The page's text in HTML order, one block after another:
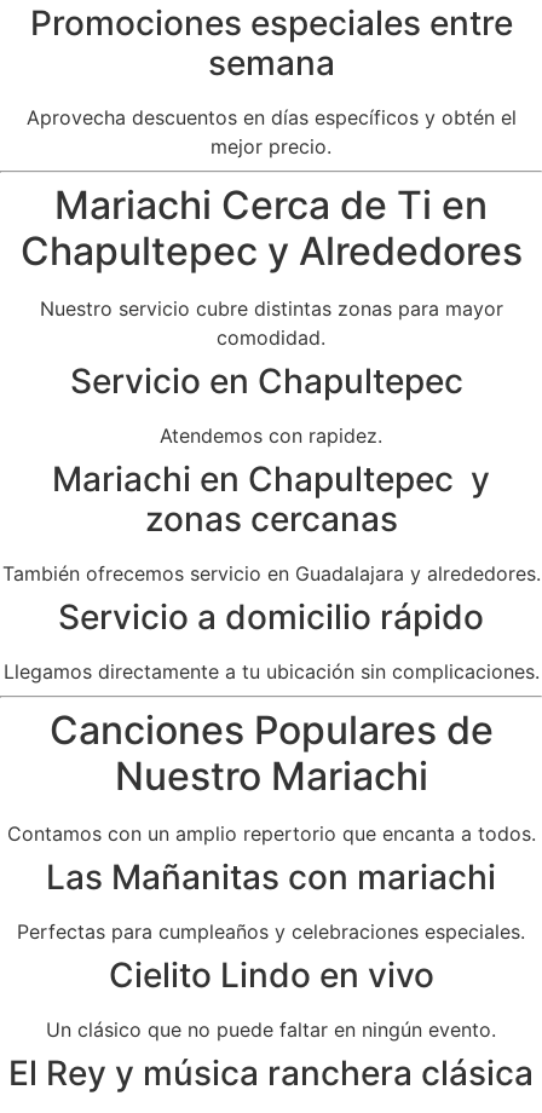
Promociones especiales entre
semana
Aprovecha descuentos en días específicos y obtén el
mejor precio.
Mariachi Cerca de Ti en
Chapultepec y Alrededores
Nuestro servicio cubre distintas zonas para mayor
comodidad.
Servicio en Chapultepec
Atendemos con rapidez.
Mariachi en Chapultepec y
zonas cercanas
También ofrecemos servicio en Guadalajara y alrededores.
Servicio a domicilio rápido
Llegamos directamente a tu ubicación sin complicaciones.
Canciones Populares de
Nuestro Mariachi
Contamos con un amplio repertorio que encanta a todos.
Las Mañanitas con mariachi
Perfectas para cumpleaños y celebraciones especiales.
Cielito Lindo en vivo
Un clásico que no puede faltar en ningún evento.
El Rey y música ranchera clásica